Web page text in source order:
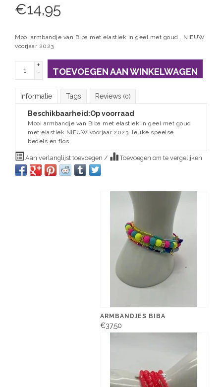
€14,95
Mooi armbandje van Biba met elastiek in geel met goud . NIEUW
voorjaar 2023
+
-
TOEVOEGEN AAN WINKELWAGEN
Informatie Tags Reviews (0)
Beschikbaarheid:Op voorraad
Mooi armbandje van Biba met elastiek in geel met goud
met elastiek NIEUW voorjaar 2023. leuke speelse
bedels en flos
Aan verlanglijst toevoegen / Toevoegen om te vergelijken
ARMBANDJES BIBA
€37,50